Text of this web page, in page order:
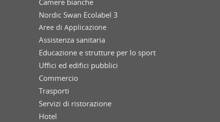
Camere bianche
Nordic Swan Ecolabel 3
Aree di Applicazione
Assistenza sanitaria
Educazione e strutture per lo sport
Uffici ed edifici pubblici
Commercio
Trasporti
Servizi di ristorazione
Hotel